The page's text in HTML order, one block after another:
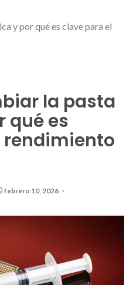
y por qué es clave para el
la pasta
qué es
rendimiento
febrero 10, 2026